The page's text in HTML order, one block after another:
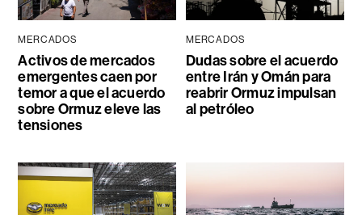
MERCADOS
Activos de mercados
emergentes caen por
temor a que el acuerdo
sobre Ormuz eleve las
tensiones
MERCADOS
Dudas sobre el acuerdo
entre Irán y Omán para
reabrir Ormuz impulsan
al petróleo